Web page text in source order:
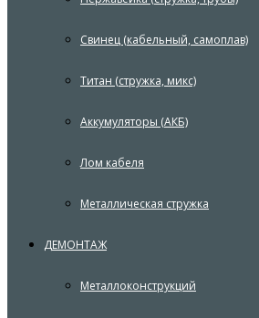
Свинец (кабельный, самоплав)
Титан (стружка, микс)
Аккумуляторы (АКБ)
Лом кабеля
Металлическая стружка
ДЕМОНТАЖ
Металлоконструкций